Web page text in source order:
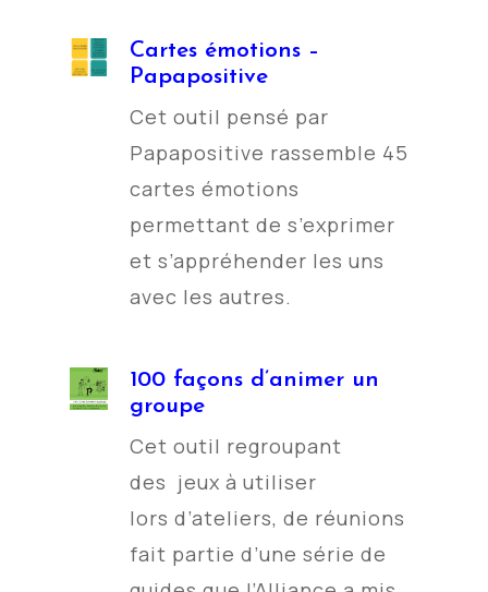
Cartes émotions –
Papapositive
Cet outil pensé par
Papapositive rassemble 45
cartes émotions
permettant de s’exprimer
et s’appréhender les uns
avec les autres.
100 façons d’animer un
groupe
Cet outil regroupant
des jeux à utiliser
lors d’ateliers, de réunions
fait partie d’une série de